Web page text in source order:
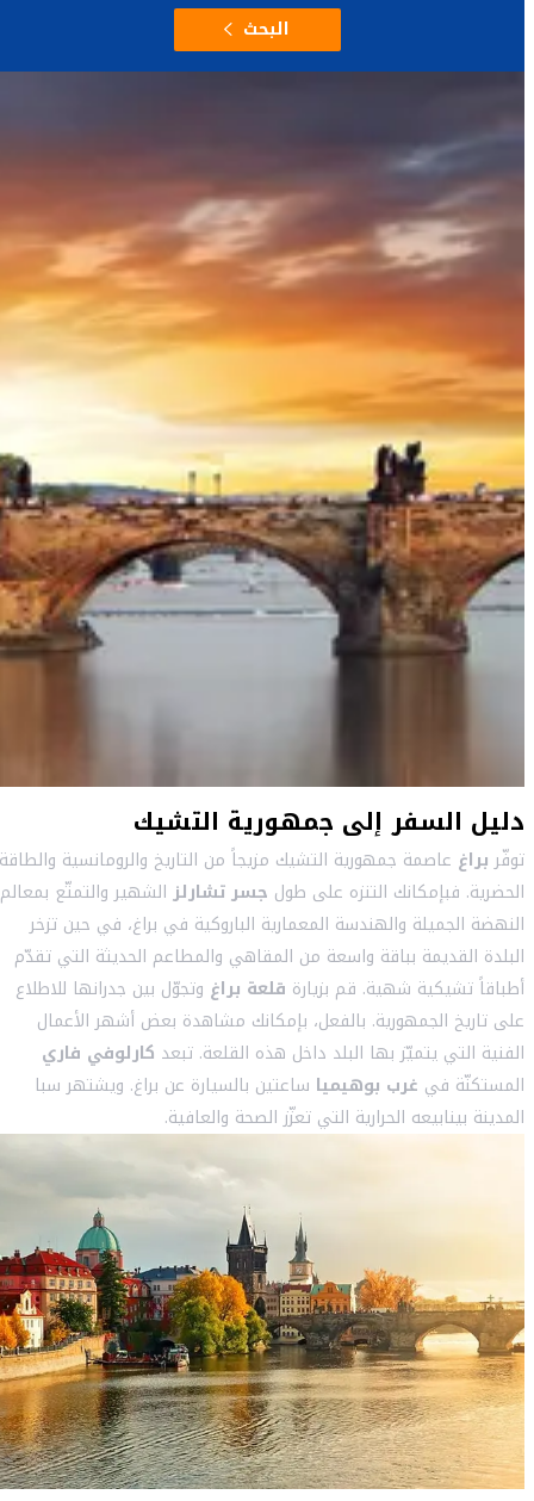
البحث
دليل السفر إلى جمهورية التشيك
توفّربراغ عاصمة جمهورية التشيك مزيجاً من التاريخ والرومانسية والطاقة
الحضرية. فبإمكانك التنزه على طول جسر تشارلز الشهير والتمتّع بمعالم
النهضة الجميلة والهندسة المعمارية الباروكية في براغ، في حين تزخر
البلدة القديمة بباقة واسعة من المقاهي والمطاعم الحديثة التي تقدّم
أطباقاً تشيكية شهية. قم بزيارة قلعة براغ وتجوّل بين جدرانها للاطلاع
على تاريخ الجمهورية. بالفعل، بإمكانك مشاهدة بعض أشهر الأعمال
الفنية التي يتميّز بها البلد داخل هذه القلعة. تبعد كارلوفي فاري
المستكنّة في غرب بوهيميا ساعتين بالسيارة عن براغ. ويشتهر سبا
المدينة بينابيعه الحرارية التي تعزّز الصحة والعافية.